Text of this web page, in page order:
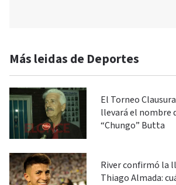
Más leidas de Deportes
El Torneo
llevará el nombre
“Chungo” Butta
River confirmó la
Thiago Almada: